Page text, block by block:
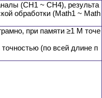
(CH1 ~ CH4), результа
обработки (Math1 ~ Math
при памяти ≥1 М точе
(по всей длине п